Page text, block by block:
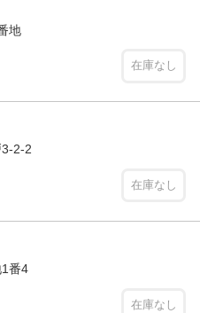
地
在庫なし
2-2
在庫なし
番4
在庫なし